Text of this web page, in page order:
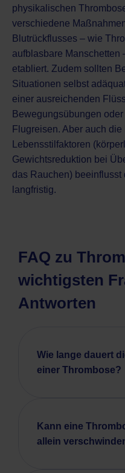
physikalischen
verschiedene
Blutrückflusses – wie
aufblasbare Manschetten
etabliert. Zudem sollten
Situationen selbst
einer ausreichenden
Bewegungsübungen
Flugreisen. Aber auch
Lebensstilfaktoren
Gewichtsreduktion bei
das Rauchen) beeinflusst
langfristig.
FAQ zu
wichtigsten
Antworten
Wie lange dauert
einer Thrombose?
Kann eine
allein